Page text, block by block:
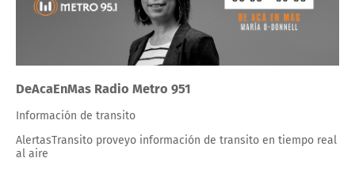
DeAcaEnMas Radio Metro 951
Información de transito
AlertasTransito proveyo información de transito en tiempo real
al aire